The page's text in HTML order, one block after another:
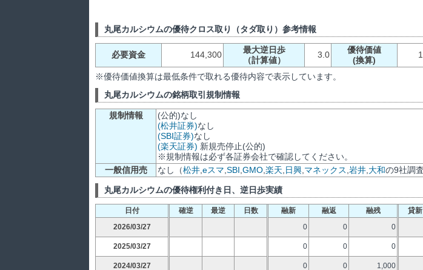
丸尾カルシウムの優待クロス取り（タダ取り）参考情報
必要資金 144,300
最大逆日歩
（計算値）
3.0
優待価値
(換算)
※優待価値換算は最低条件で取れる優待内容で表示しています。
丸尾カルシウムの銘柄取引規制情報
規制情報
(公的)なし
(松井証券)なし
(SBI証券)なし
(楽天証券) 新規売停止(公的)
※規制情報は必ず各証券会社で確認してください。
一般信用売
なし（松井 eスマ SBI GMO 楽天 日興 マネックス 岩井 大和の9社調査
丸尾カルシウムの優待権利付き日、逆日歩実績
日付 確逆 最逆 日数 融新 融返 融残 貸新
2026/03/27 0 0 0
2025/03/27 0 0 0
2024/03/27 0 0 1,000